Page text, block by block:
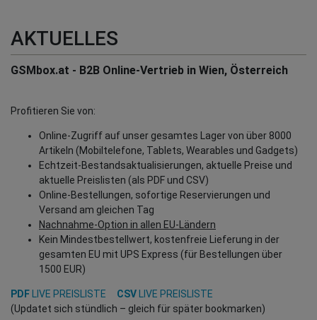
AKTUELLES
GSMbox.at - B2B Online-Vertrieb in Wien, Österreich
Profitieren Sie von:
Online-Zugriff auf unser gesamtes Lager von über 8000
Artikeln (Mobiltelefone, Tablets, Wearables und Gadgets)
Echtzeit-Bestandsaktualisierungen, aktuelle Preise und
aktuelle Preislisten (als PDF und CSV)
Online-Bestellungen, sofortige Reservierungen und
Versand am gleichen Tag
Nachnahme-Option in allen EU-Ländern
Kein Mindestbestellwert, kostenfreie Lieferung in der
gesamten EU mit UPS Express (für Bestellungen über
1500 EUR)
PDF LIVE PREISLISTE CSV
LIVE PREISLISTE
(Updatet sich stündlich – gleich für später bookmarken)